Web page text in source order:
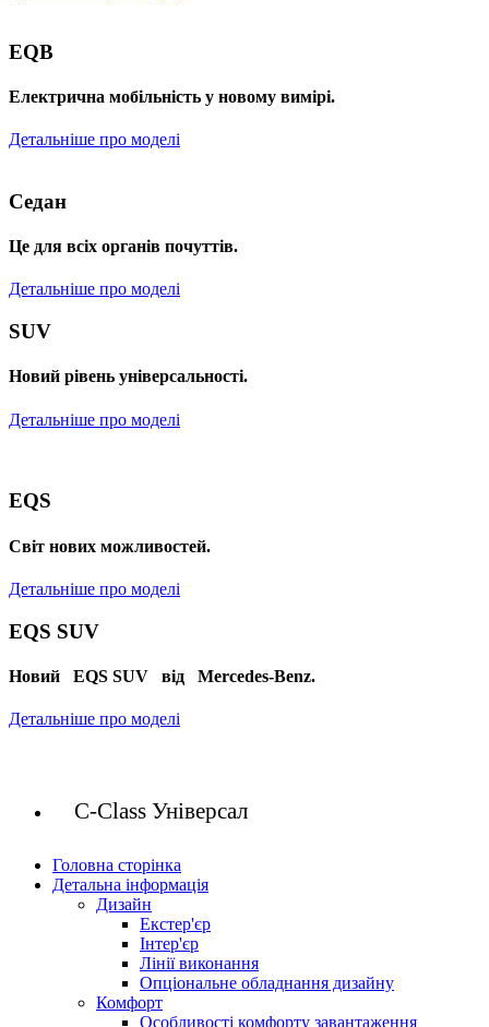
EQB
Електрична мобільність у новому вимірі.
Детальніше про моделі
Седан
Це для всіх органів почуттів.
Детальніше про моделі
SUV
Новий рівень універсальності.
Детальніше про моделі
EQS
Cвіт нових можливостей.
Детальніше про моделі
EQS SUV
Новий EQS SUV від Mercedes-Benz.
Детальніше про моделі
C-Class Універсал
Головна сторінка
Детальна інформація
Дизайн
Екстер'єр
Інтер'єр
Лінії виконання
Опціональне обладнання дизайну
Комфорт
Особливості комфорту завантаження